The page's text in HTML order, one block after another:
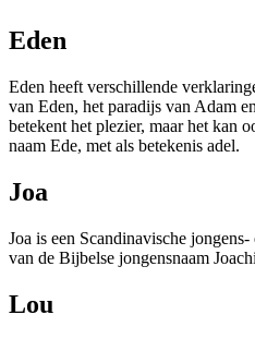
Eden
Eden heeft verschillende
van Eden, het paradijs van Adam
betekent het plezier, maar het kan
naam Ede, met als betekenis adel.
Joa
Joa is een Scandinavische
van de Bijbelse jongensnaam
Lou